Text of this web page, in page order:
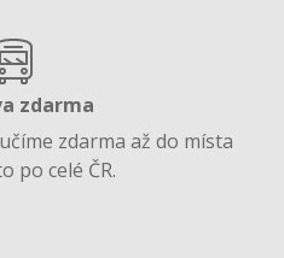
zdarma
zdarma až do místa
po celé ČR.